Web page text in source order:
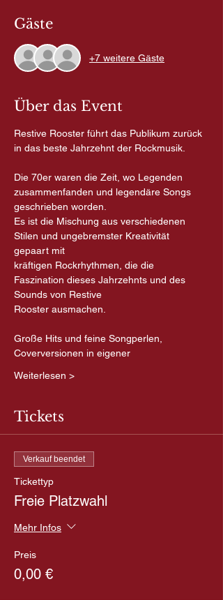
Gäste
+7 weitere Gäste
Über das Event
Restive Rooster führt das Publikum zurück
in das beste Jahrzehnt der Rockmusik.
Die 70er waren die Zeit, wo Legenden
zusammenfanden und legendäre Songs
geschrieben worden.
Es ist die Mischung aus verschiedenen
Stilen und ungebremster Kreativität
gepaart mit
kräftigen Rockrhythmen, die die
Faszination dieses Jahrzehnts und des
Sounds von Restive
Rooster ausmachen.
Große Hits und feine Songperlen,
Coverversionen in eigener
Weiterlesen >
Tickets
Verkauf beendet
Tickettyp
Freie Platzwahl
Mehr Infos
Preis
0,00 €